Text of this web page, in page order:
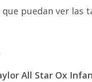
puedan ver las
All Star Ox